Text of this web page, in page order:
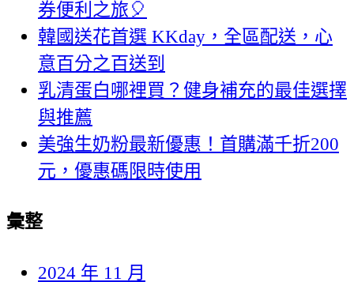
券便利之旅🎈
韓國送花首選 KKday，全區配送，心
意百分之百送到
乳清蛋白哪裡買？健身補充的最佳選擇
與推薦
美強生奶粉最新優惠！首購滿千折200
元，優惠碼限時使用
彙整
2024 年 11 月